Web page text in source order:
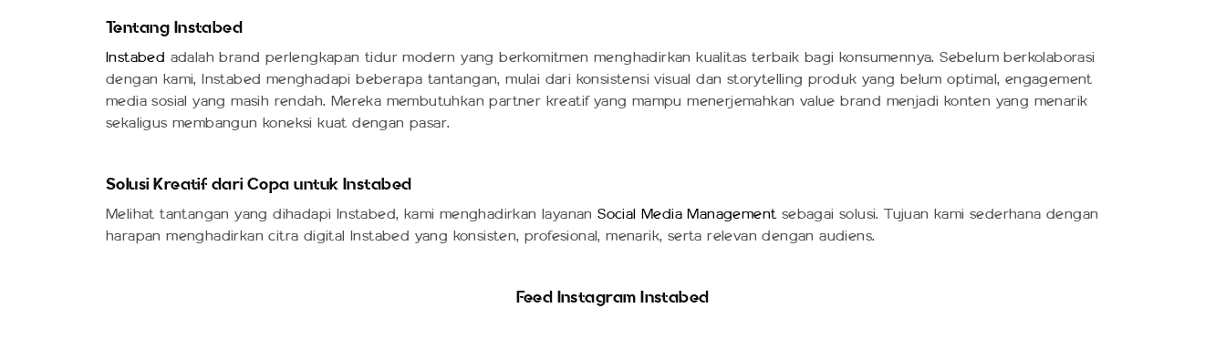
Tentang Instabed
Instabed adalah brand perlengkapan tidur modern yang berkomitmen menghadirkan kualitas terbaik bagi konsumennya. Sebelum berkolaborasi
dengan kami, Instabed menghadapi beberapa tantangan, mulai dari konsistensi visual dan storytelling produk yang belum optimal, engagement
media sosial yang masih rendah. Mereka membutuhkan partner kreatif yang mampu menerjemahkan value brand menjadi konten yang menarik
sekaligus membangun koneksi kuat dengan pasar.
Solusi Kreatif dari Copa untuk Instabed
Melihat tantangan yang dihadapi Instabed, kami menghadirkan layanan Social Media Management sebagai solusi. Tujuan kami sederhana dengan
harapan menghadirkan citra digital Instabed yang konsisten, profesional, menarik, serta relevan dengan audiens.
Feed Instagram Instabed